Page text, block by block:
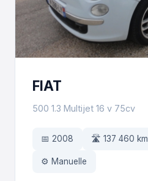
FIAT
500 1.3 Multijet 16 v 75cv
📅 2008 🛣️ 137 460 km
⚙️ Manuelle